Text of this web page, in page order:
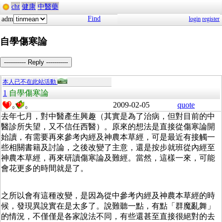
cht 健康 中醫藥
adm
Find login register
自學傷寒論
----------- Reply -----------
本人已不在此站活動
1 自學傷寒論
0 0 2009-02-05
quote
去年七月，對中醫產生興趣（其實是為了治病，但對目前的中
醫診所失望，又不信任西醫）。原來的想法是直接從傷寒論開
始讀，有需要再來參考內經及神農本草經，可是最近有接觸一
些相關書籍及討論，之後改變了主意，還是按步就班從內經至
神農本草經，再來研讀傷寒論及難經。當然，這樣一來，可能
會花更多的時間就是了。
之所以會有這種改變，是因為從中參考內經及神農本草經的時
候，發現異說實在是太多了。說難聽一點，有點「群魔亂舞」
的情況，不僅僅是各家說法不同，有些還甚至直接很絕對的去